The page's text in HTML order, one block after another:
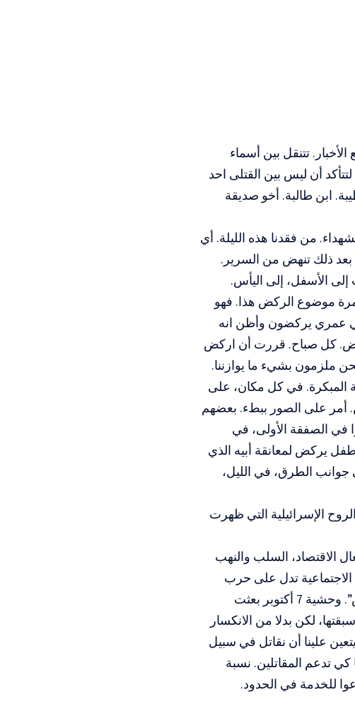
تتنقل بين أسماء
أن ليس بين القتلى احد
ابن طالبة. أخو صديقة
من فقدنا هذه الليلة. أي
بعد ذلك تنهض من السرير.
الأسفل، إلى اليأس.
موضوع الركض هذا. فهو
عمري يركضون وأظن انه
كل صباح. قررت أن اركض
ملزمون بشيء ما يوازننا.
المبكرة. في كل مكان، على
أمر على الصور ببطء. بعضهم
في الصفقة الأولى، في
طيبة: طفل يركض لمعانقة أبيه الذي
جوانب الطرق، في الليل،
في الـ 100 يوم الأخيرة، فهو الروح الإسرائيلية التي ظهرت
حقيقة أن أفعال الاقتصاد، السلب والنهب
تدل على حرب
نفسية مخططة مسبقا. لشدة الفخر حصل عكس ما خططت “حماس”. وحشية 7 أكتوبر بعثت
لكن بدلا من الانكسار
علينا أن نقاتل في سبيل
تدعم المقاتلين. نسبة
تطوعوا للخدمة في الحدود.